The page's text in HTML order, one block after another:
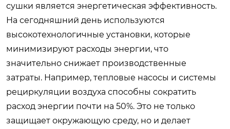
сушки является энергетическая эффективность.
На сегодняшний день используются
высокотехнологичные установки, которые
минимизируют расходы энергии, что
значительно снижает производственные
затраты. Например, тепловые насосы и системы
рециркуляции воздуха способны сократить
расход энергии почти на 50%. Это не только
защищает окружающую среду, но и делает